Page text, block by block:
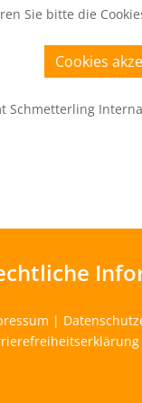
Sie bitte die
Cookies
|